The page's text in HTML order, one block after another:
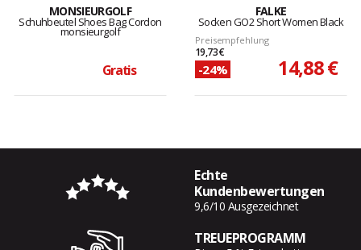
MONSIEURGOLF
Schuhbeutel Shoes Bag Cordon
monsieurgolf
Gratis
FALKE
Socken GO2 Short Women Black
Preisempfehlung
19,73 €
-24% 14,88 €
Echte
Kundenbewertungen
9,6/10 Ausgezeichnet
TREUEPROGRAMM